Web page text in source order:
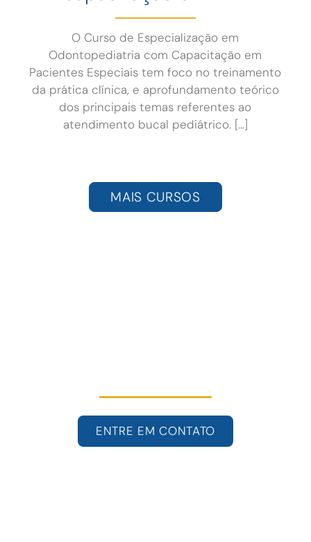
O Curso de Especialização em
Odontopediatria com Capacitação em
Pacientes Especiais tem foco no treinamento
da prática clínica, e aprofundamento teórico
dos principais temas referentes ao
atendimento bucal pediátrico. [...]
MAIS CURSOS
ENTRE EM CONTATO